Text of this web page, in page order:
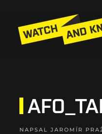
NAPSAL JAROMÍR